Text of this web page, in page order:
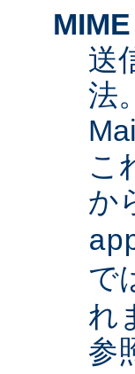
送
法
こ
か
で
れ
参